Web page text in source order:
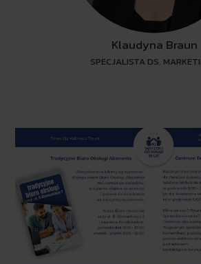
Klaudyna Braun
SPECJALISTA DS.